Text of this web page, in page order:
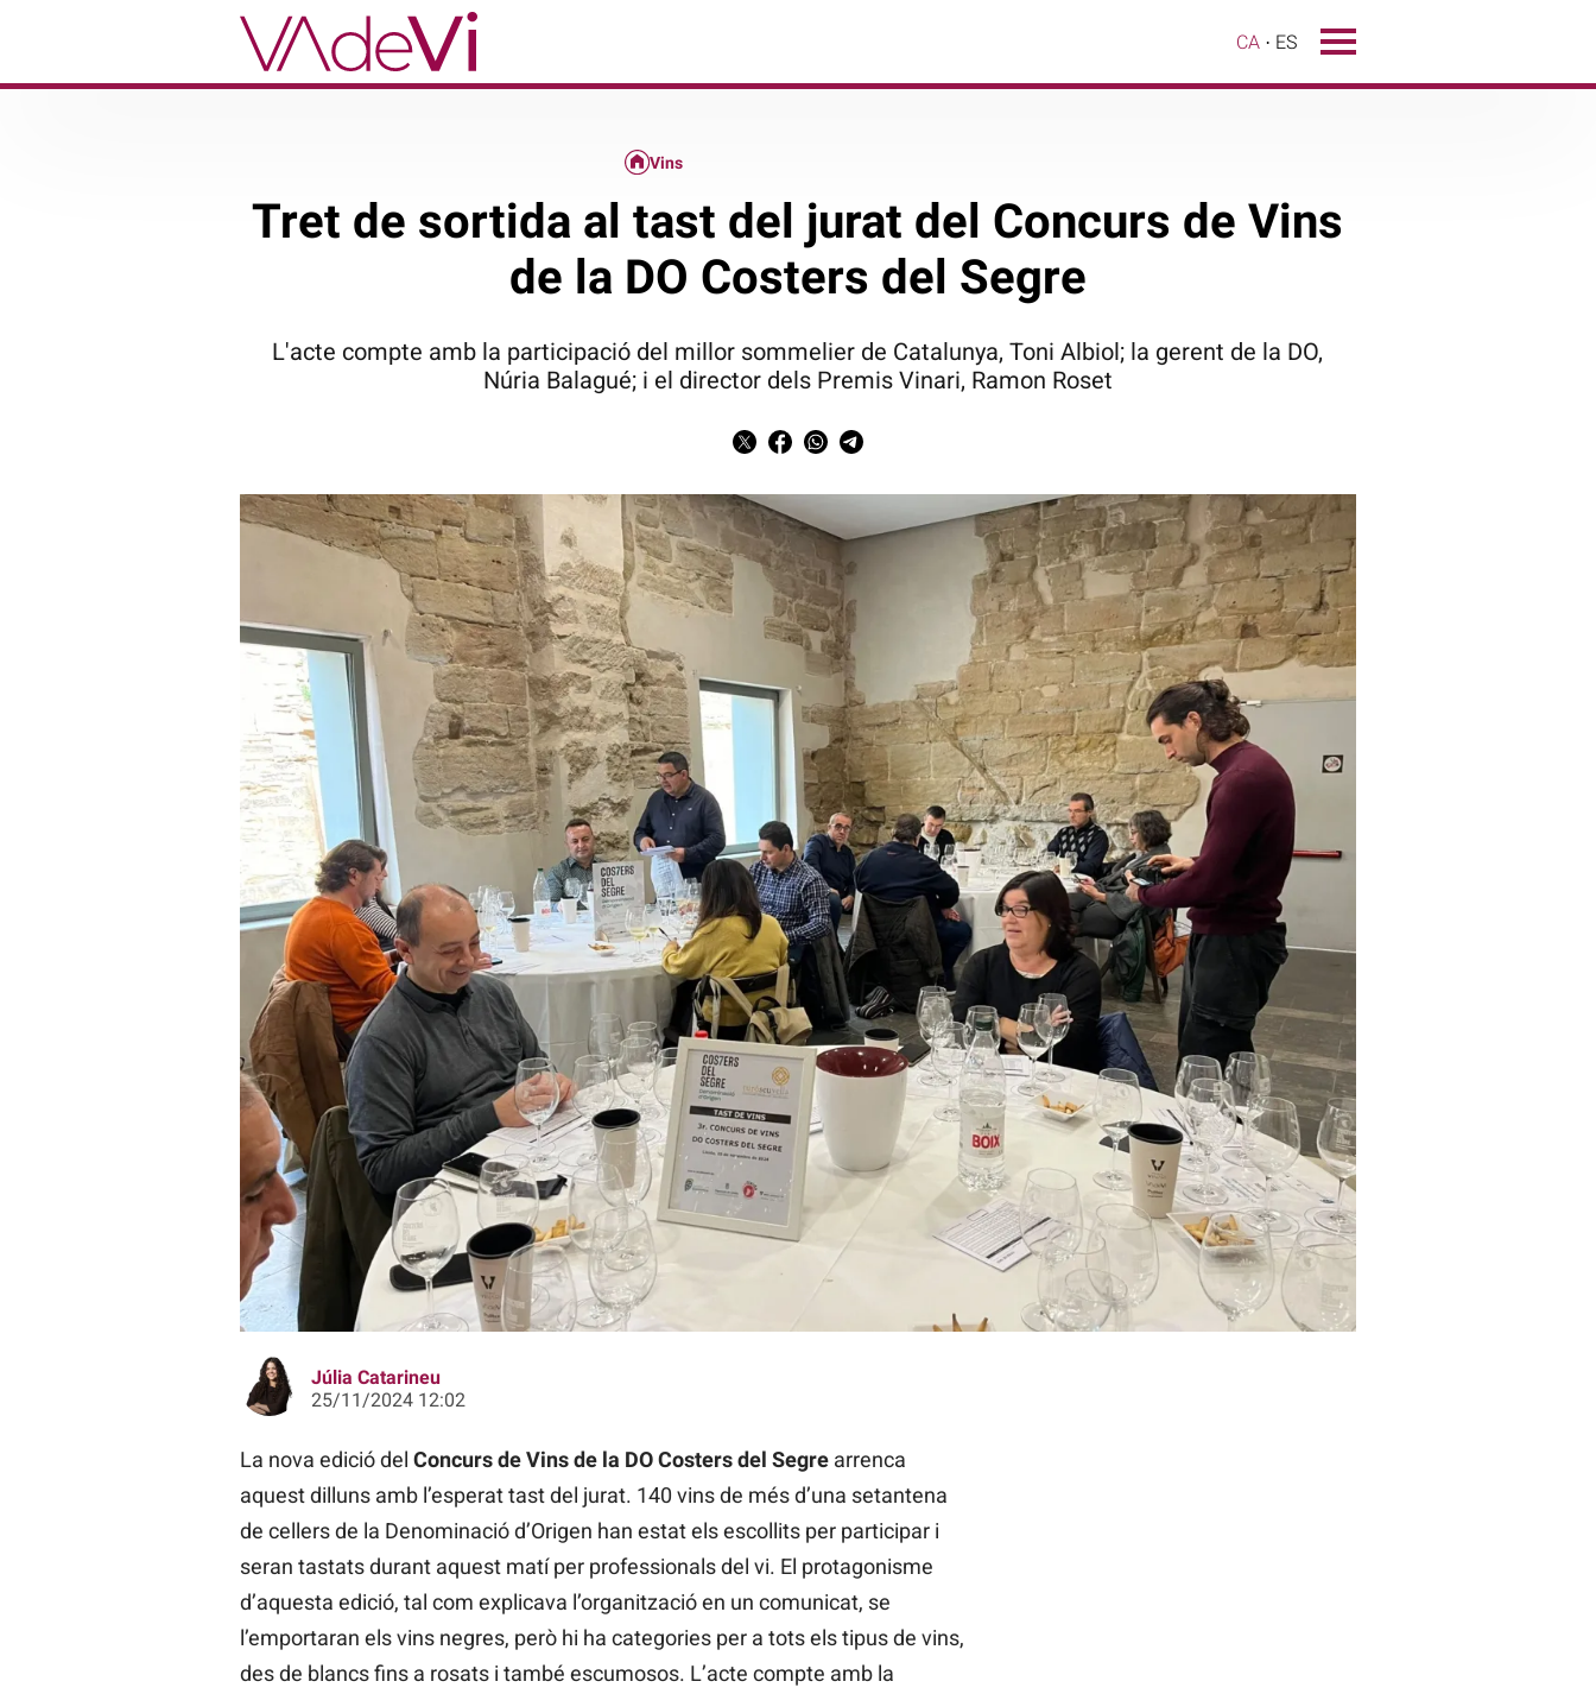
CA ES
Imatge del tast del jurat del 3r Concurs de Vins de la DO Costers del Segre / Z.T.
Vins
Tret de sortida al tast del jurat del Concurs de Vins
de la DO Costers del Segre
L'acte compte amb la participació del millor sommelier de Catalunya, Toni Albiol; la gerent de la DO,
Núria Balagué; i el director dels Premis Vinari, Ramon Roset
Júlia Catarineu
25/11/2024 12:02
La nova edició del Concurs de Vins de la DO Costers del Segre arrenca
aquest dilluns amb l’esperat tast del jurat. 140 vins de més d’una setantena
de cellers de la Denominació d’Origen han estat els escollits per participar i
seran tastats durant aquest matí per professionals del vi. El protagonisme
d’aquesta edició, tal com explicava l’organització en un comunicat, se
l’emportaran els vins negres, però hi ha categories per a tots els tipus de vins,
des de blancs fins a rosats i també escumosos. L’acte compte amb la